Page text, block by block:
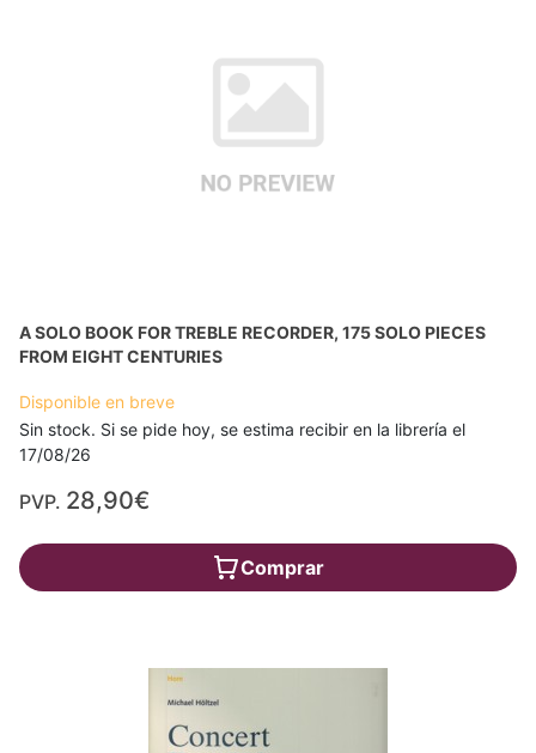
A SOLO BOOK FOR TREBLE RECORDER, 175 SOLO PIECES
FROM EIGHT CENTURIES
Disponible en breve
Sin stock. Si se pide hoy, se estima recibir en la librería el
17/08/26
PVP. 28,90€
Comprar